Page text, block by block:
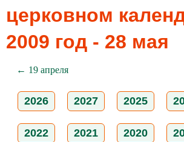
церковном
2009 год - 28 мая
← 19 апреля
2026 2027 2025
2022 2021 2020